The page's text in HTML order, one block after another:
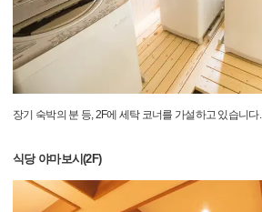
장기 숙박의 분 등, 2F에 세탁 코너를 가설하고 있습니다.
식당 야마보시(2F)